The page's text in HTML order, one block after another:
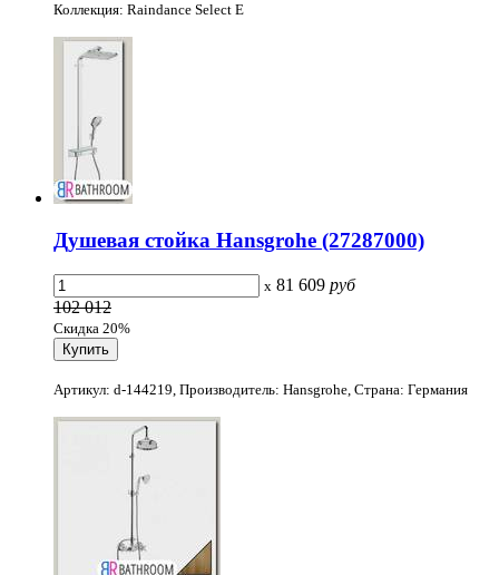
Коллекция: Raindance Select E
Душевая стойка Hansgrohe (27287000)
x 81 609 руб
102 012
Скидка 20%
Артикул: d-144219, Производитель: Hansgrohe, Страна: Германия